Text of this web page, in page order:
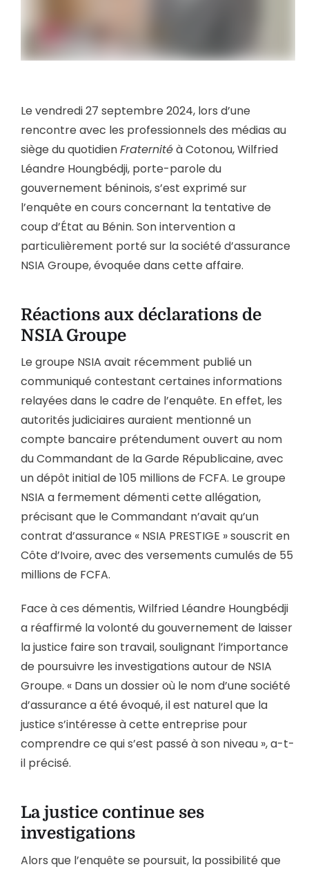
Le vendredi 27 septembre 2024, lors d’une
rencontre avec les professionnels des médias au
siège du quotidienFraternitéà Cotonou, Wilfried
Léandre Houngbédji, porte-parole du
gouvernement béninois, s’est exprimé sur
l’enquête en cours concernant la tentative de
coup d’État au Bénin. Son intervention a
particulièrement porté sur la société d’assurance
NSIA Groupe, évoquée dans cette affaire.
Réactions aux déclarations de
NSIA Groupe
Le groupe NSIA avait récemment publié un
communiqué contestant certaines informations
relayées dans le cadre de l’enquête. En effet, les
autorités judiciaires auraient mentionné un
compte bancaire prétendument ouvert au nom
du Commandant de la Garde Républicaine, avec
un dépôt initial de 105 millions de FCFA. Le groupe
NSIA a fermement démenti cette allégation,
précisant que le Commandant n’avait qu’un
contrat d’assurance « NSIA PRESTIGE » souscrit en
Côte d’Ivoire, avec des versements cumulés de 55
millions de FCFA.
Face à ces démentis, Wilfried Léandre Houngbédji
a réaffirmé la volonté du gouvernement de laisser
la justice faire son travail, soulignant l’importance
de poursuivre les investigations autour de NSIA
Groupe. « Dans un dossier où le nom d’une société
d’assurance a été évoqué, il est naturel que la
justice s’intéresse à cette entreprise pour
comprendre ce qui s’est passé à son niveau », a-t-
il précisé.
La justice continue ses
investigations
Alors que l’enquête se poursuit, la possibilité que